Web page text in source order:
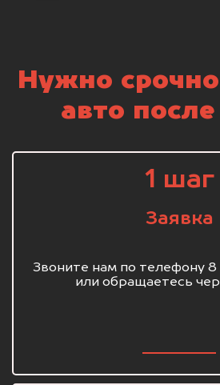
Нужно
авто
1 шаг
Заявка
Звоните нам по телефону
или обращаетесь